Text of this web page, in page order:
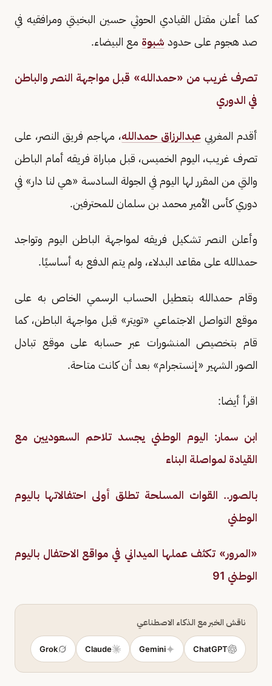
كما أعلن مقتل القيادي الحوثي حسين البخيتي ومرافقيه في
صد هجوم على حدود شبوة مع البيضاء.
تصرف غريب من «حمدالله» قبل مواجهة النصر والباطن
في الدوري
أقدم المغربي عبدالرزاق حمدالله، مهاجم فريق النصر، على
تصرف غريب، اليوم الخميس، قبل مباراة فريقه أمام الباطن
والتي من المقرر لها اليوم في الجولة السادسة «هي لنا دار» في
دوري كأس الأمير محمد بن سلمان للمحترفين.
وأعلن النصر تشكيل فريقه لمواجهة الباطن اليوم وتواجد
حمدالله على مقاعد البدلاء، ولم يتم الدفع به أساسيًا.
وقام حمدالله بتعطيل الحساب الرسمي الخاص به على
موقع التواصل الاجتماعي «تويتر» قبل مواجهة الباطن، كما
قام بتخصيص المنشورات عبر حسابه على موقع تبادل
الصور الشهير «إنستجرام» بعد أن كانت متاحة.
اقرأ أيضا:
ابن سمار: اليوم الوطني يجسد تلاحم السعوديين مع
القيادة لمواصلة البناء
بالصور.. القوات المسلحة تطلق أولى احتفالاتها باليوم
الوطني
«المرور» تكثف عملها الميداني في مواقع الاحتفال باليوم
الوطني 91
ناقش الخبر مع الذكاء الاصطناعي
ChatGPT
Gemini
Claude
Grok